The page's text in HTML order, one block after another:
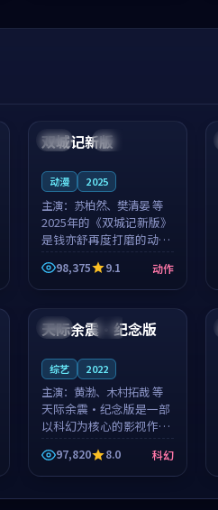
中国 独播
99:40
双城记新版
动漫 2025
主演： 苏柏然、樊清晏 等
2025年的《双城记新版》
是钱亦舒再度打磨的动作
佳作。中国大陆的取景与
沙漠探险的氛围相互成
就，苏柏然与樊清晏的对
片在悬念与...
98,375 9.1 动作
中国 院线
99:19
天际余震·纪念版
综艺 2022
主演： 黄渤、木村拓哉 等
天际余震·纪念版是一部
以科幻为核心的影视作
品，围绕危机、反转与人
物成长展开，整体节奏紧
凑，值得推荐观看。
97,820 8.0 科幻